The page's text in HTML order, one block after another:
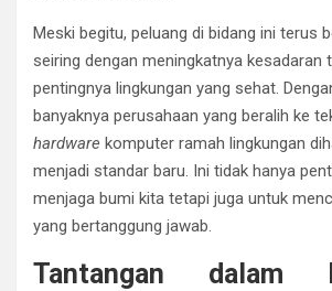
Meski begitu, peluang di bidang ini terus
seiring dengan meningkatnya kesadaran
pentingnya lingkungan yang sehat.
banyaknya perusahaan yang beralih ke
hardware komputer ramah lingkungan
menjadi standar baru. Ini tidak hanya
menjaga bumi kita tetapi juga untuk
yang bertanggung jawab.
Tantangan dalam